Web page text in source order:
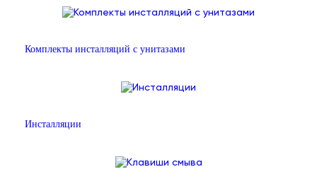
Комплекты инсталляций с унитазами
Инсталляции